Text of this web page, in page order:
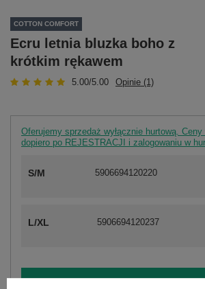
COTTON COMFORT
Ecru letnia bluzka boho z
krótkim rękawem
5.00/5.00 Opinie (1)
Oferujemy sprzedaż wyłącznie hurtową.
dopiero po REJESTRACJI i zalogowaniu w
S/M 5906694120220
L/XL 5906694120237